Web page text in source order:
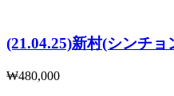
(21.04.25)新村(シンチョ
₩480,000